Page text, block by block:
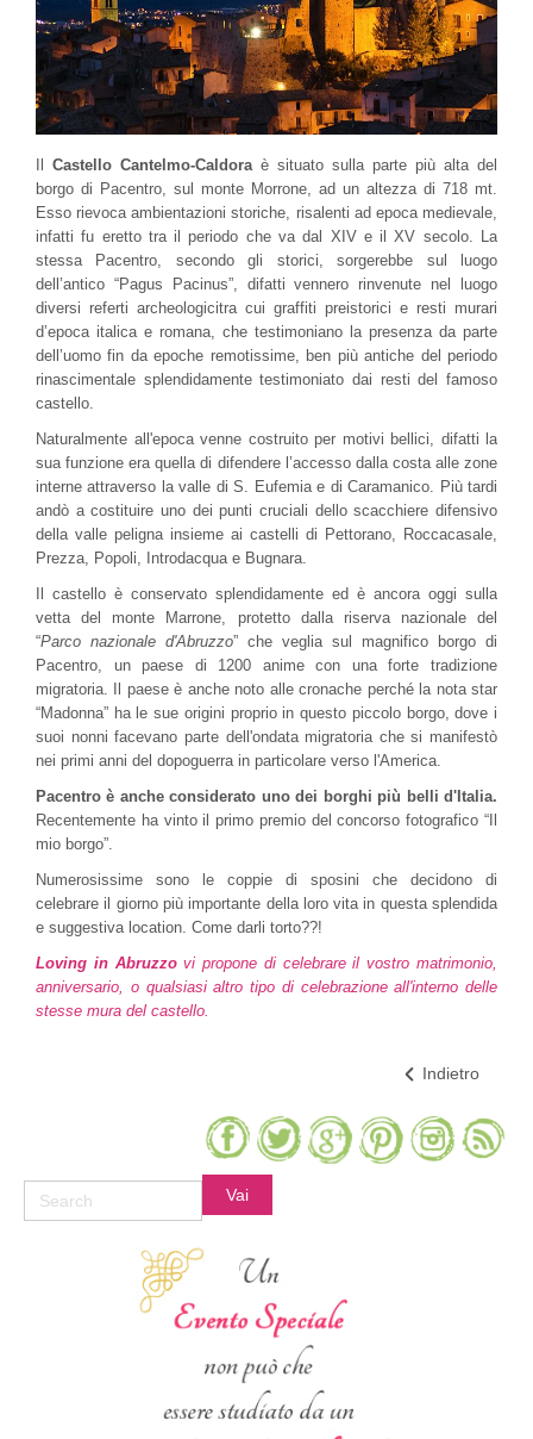
Castello Cantelmo-Caldoraè situato sulla parte più alta del
borgo di Pacentro, sul monte Morrone, ad un altezza di 718 mt.
Esso rievoca ambientazioni storiche, risalenti ad epoca medievale,
infatti fu eretto tra il periodo che va dal XIV e il XV secolo. La
stessa Pacentro, secondo gli storici, sorgerebbe sul luogo
dell’antico “Pagus Pacinus”, difatti vennero rinvenute nel luogo
diversi referti archeologicitra cui graffiti preistorici e resti murari
d’epoca italica e romana, che testimoniano la presenza da parte
dell’uomo fin da epoche remotissime, ben più antiche del periodo
rinascimentale splendidamente testimoniato dai resti del famoso
castello.
Naturalmente all'epoca venne costruito per motivi bellici, difatti la
sua funzione era quella di difendere l’accesso dalla costa alle zone
interne attraverso la valle di S. Eufemia e di Caramanico. Più tardi
andò a costituire uno dei punti cruciali dello scacchiere difensivo
della valle peligna insieme ai castelli di Pettorano, Roccacasale,
Prezza, Popoli, Introdacqua e Bugnara.
Il castello è conservato splendidamente ed è ancora oggi sulla
vetta del monte Marrone, protetto dalla riserva nazionale del
“Parco nazionale d'Abruzzo” che veglia sul magnifico borgo di
Pacentro, un paese di 1200 anime con una forte tradizione
migratoria. Il paese è anche noto alle cronache perché la nota star
“Madonna” ha le sue origini proprio in questo piccolo borgo, dove i
suoi nonni facevano parte dell'ondata migratoria che si manifestò
nei primi anni del dopoguerra in particolare verso l'America.
Pacentro è anche considerato uno dei borghi più belli d'Italia.
Recentemente ha vinto il primo premio del concorso fotografico “Il
mio borgo”.
Numerosissime sono le coppie di sposini che decidono di
celebrare il giorno più importante della loro vita in questa splendida
e suggestiva location. Come darli torto??!
Loving in Abruzzovi propone di celebrare il vostro matrimonio,
anniversario, o qualsiasi altro tipo di celebrazione all'interno delle
stesse mura del castello.
Indietro